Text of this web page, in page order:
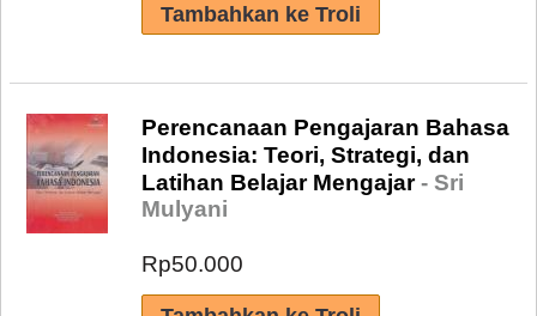
Perencanaan Pengajaran Bahasa
Indonesia: Teori, Strategi, dan
Latihan Belajar Mengajar- Sri
Mulyani
Rp50.000